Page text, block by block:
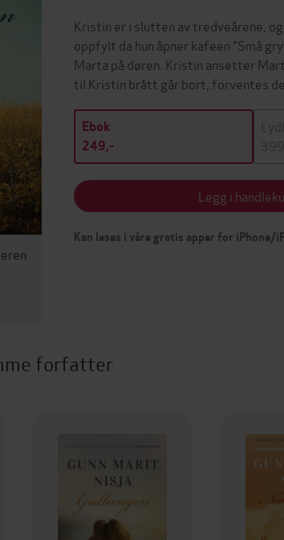
Kristin er i slutten av tredveårene,
oppfylt da hun åpner kafeen "Små
Marta på døren. Kristin ansetter
til Kristin brått går bort, forventes
Ebok
249,-
Legg i
Kan leses i våre gratis apper for iPhone/
forfatter